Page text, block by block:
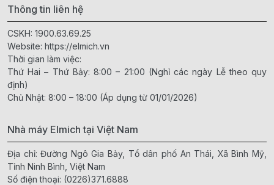
Thông tin liên hệ
CSKH: 1900.63.69.25
Website: https://elmich.vn
Thời gian làm việc:
Thứ Hai – Thứ Bảy: 8:00 – 21:00 (Nghỉ các ngày Lễ theo quy
định)
Chủ Nhật: 8:00 – 18:00 (Áp dụng từ 01/01/2026)
Nhà máy Elmich tại Việt Nam
Địa chỉ: Đường Ngô Gia Bảy, Tổ dân phố An Thái, Xã Bình Mỹ,
Tỉnh Ninh Bình, Việt Nam
Số điện thoại: (0226)371.6888